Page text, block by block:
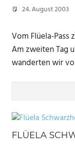
24. August 2003
Vom Flüela-Pass
Am zweiten Tag
wanderten wir
FLÜELA